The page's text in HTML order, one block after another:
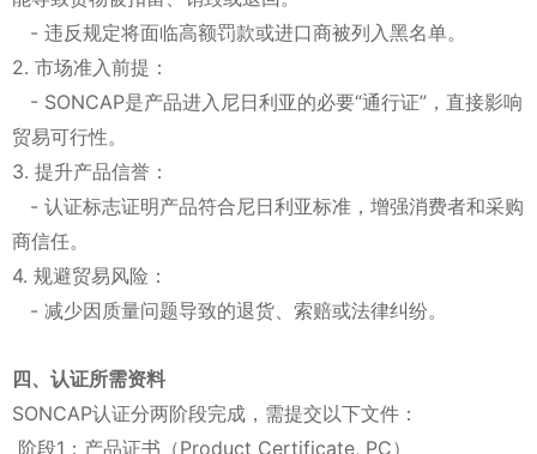
- 违反规定将面临高额罚款或进口商被列入黑名单。
2. 市场准入前提：
- SONCAP是产品进入尼日利亚的必要“通行证”，直接影响
贸易可行性。
3. 提升产品信誉：
- 认证标志证明产品符合尼日利亚标准，增强消费者和采购
商信任。
4. 规避贸易风险：
- 减少因质量问题导致的退货、索赔或法律纠纷。
四、认证所需资料
SONCAP认证分两阶段完成，需提交以下文件：
阶段1：产品证书（Product Certificate, PC）